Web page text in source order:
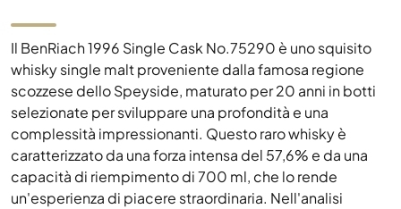
Il BenRiach 1996 Single Cask No.75290 è uno squisito
whisky single malt proveniente dalla famosa regione
scozzese dello Speyside, maturato per 20 anni in botti
selezionate per sviluppare una profondità e una
complessità impressionanti. Questo raro whisky è
caratterizzato da una forza intensa del 57,6% e da una
capacità di riempimento di 700 ml, che lo rende
un'esperienza di piacere straordinaria. Nell'analisi